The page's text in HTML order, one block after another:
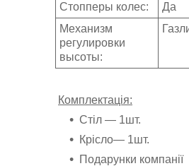
Стопперы колес:
Да
Механизм
регулировки
высоты:
Комплектація:
Стіл ― 1шт.
Крісло― 1шт.
Подарунки компанії